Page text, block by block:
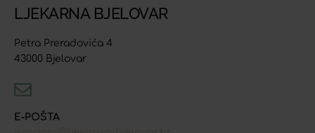
LJEKARNA BJELOVAR
Petra Preradovića 4
43000 Bjelovar
E-POŠTA